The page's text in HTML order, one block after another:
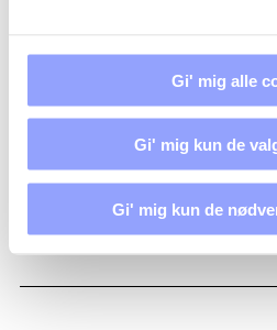
Gi' mig alle
Gi' mig kun de
Gi' mig kun de
AFBUDSREGLER
OVERNATNING